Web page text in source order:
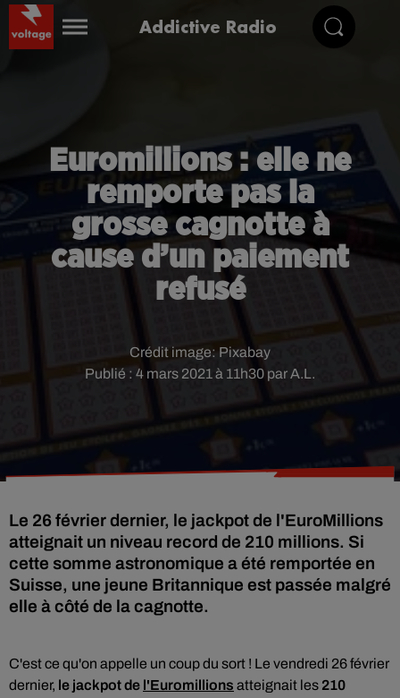
Addictive Radio
Euromillions : elle ne
remporte pas la
grosse cagnotte à
cause d’un paiement
refusé
Publié : 4 mars 2021 à 11h30 par A.L.
Crédit image:Pixabay
Le 26 février dernier, le jackpot de l'EuroMillions
atteignait un niveau record de 210 millions. Si
cette somme astronomique a été remportée en
Suisse, une jeune Britannique est passée malgré
elle à côté de la cagnotte.
C'est ce qu'on appelle un coup du sort ! Le vendredi 26 février
dernier, le jackpot de l'Euromillions atteignait les 210